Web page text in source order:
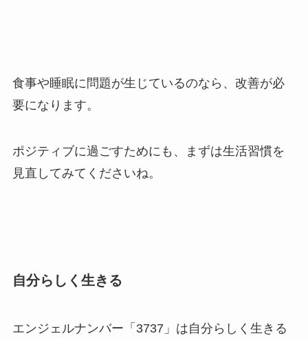
食事や睡眠に問題が生じているのなら、改善が必
要になります。
ポジティブに過ごすためにも、まずは生活習慣を
見直してみてくださいね。
自分らしく生きる
エンジェルナンバー「3737」は自分らしく生きる